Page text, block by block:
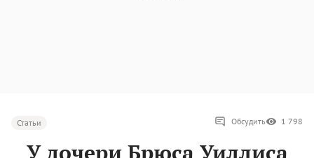
Статьи Обсудить 1 798